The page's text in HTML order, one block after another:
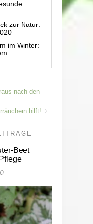
zur Natur:
im Winter:
nach den
hilft!
Beet